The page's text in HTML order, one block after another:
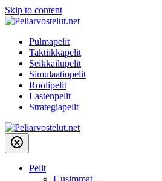
Skip to content
Pulmapelit
Taktiikkapelit
Seikkailupelit
Simulaatiopelit
Roolipelit
Lastenpelit
Strategiapelit
Pelit
Uusimmat